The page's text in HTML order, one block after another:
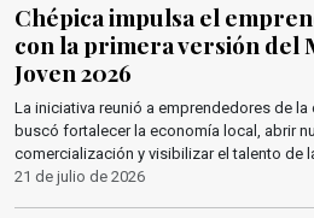
Chépica impulsa el
con la primera versión del
Joven 2026
La iniciativa reunió a emprendedores de
buscó fortalecer la economía local, abrir
comercialización y visibilizar el talento de
21 de julio de 2026